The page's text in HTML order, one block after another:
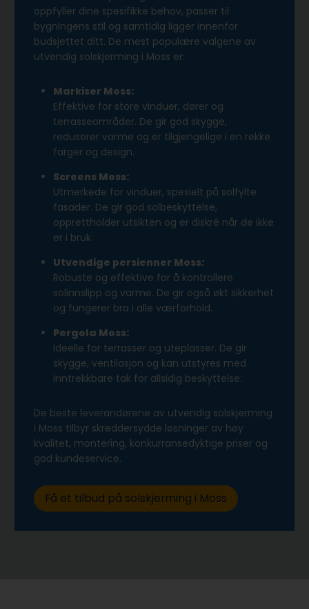
oppfyller dine spesifikke behov, passer til
bygningens stil og samtidig ligger innenfor
budsjettet ditt. De mest populære valgene av
utvendig solskjerming i Moss er:
Markiser Moss:
Effektive for store vinduer, dører og
terrasseområder. De gir god skygge,
reduserer varme og er tilgjengelige i en rekke
farger og design.
Screens Moss:
Utmerkede for vinduer, spesielt på solfylte
fasader. De gir god solbeskyttelse,
opprettholder utsikten og er diskré når de ikke
er i bruk.
Utvendige persienner Moss:
Robuste og effektive for å kontrollere
solinnslipp og varme. De gir også økt sikkerhet
og fungerer bra i alle værforhold.
Pergola Moss:
Ideelle for terrasser og uteplasser. De gir
skygge, ventilasjon og kan utstyres med
inntrekkbare tak for allsidig beskyttelse.
De beste leverandørene av utvendig solskjerming
i Moss tilbyr skreddersydde løsninger av høy
kvalitet, montering, konkurransedyktige priser og
god kundeservice.
Få et tilbud på solskjerming i Moss